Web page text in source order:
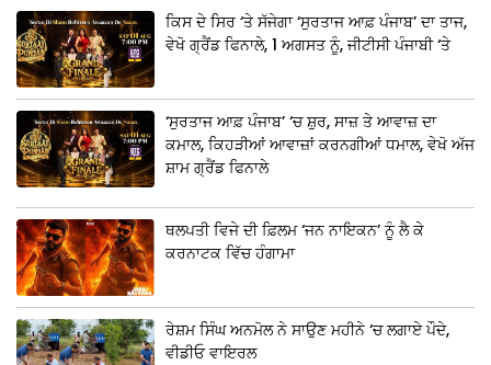
ਕਿਸ ਦੇ ਸਿਰ ‘ਤੇ ਸੱਜੇਗਾ ‘ਸੁਰਤਾਜ ਆਫ਼ ਪੰਜਾਬ’ ਦਾ ਤਾਜ,
ਵੇਖੋ ਗ੍ਰੈਂਡ ਫਿਨਾਲੇ, 1 ਅਗਸਤ ਨੂੰ, ਜੀਟੀਸੀ ਪੰਜਾਬੀ ‘ਤੇ
‘ਸੁਰਤਾਜ ਆਫ਼ ਪੰਜਾਬ’ ‘ਚ ਸ਼ੁਰ, ਸਾਜ਼ ਤੇ ਆਵਾਜ਼ ਦਾ
ਕਮਾਲ, ਕਿਹੜੀਆਂ ਆਵਾਜ਼ਾਂ ਕਰਨਗੀਆਂ ਧਮਾਲ, ਵੇਖੋ ਅੱਜ
ਸ਼ਾਮ ਗ੍ਰੈਂਡ ਫਿਨਾਲੇ
ਥਲਪਤੀ ਵਿਜੇ ਦੀ ਫ਼ਿਲਮ ‘ਜਨ ਨਾਇਕਨ’ ਨੂੰ ਲੈ ਕੇ
ਕਰਨਾਟਕ ਵਿੱਚ ਹੰਗਾਮਾ
ਰੇਸ਼ਮ ਸਿੰਘ ਅਨਮੋਲ ਨੇ ਸਾਉਣ ਮਹੀਨੇ ‘ਚ ਲਗਾਏ ਪੌਦੇ,
ਵੀਡੀਓ ਵਾਇਰਲ